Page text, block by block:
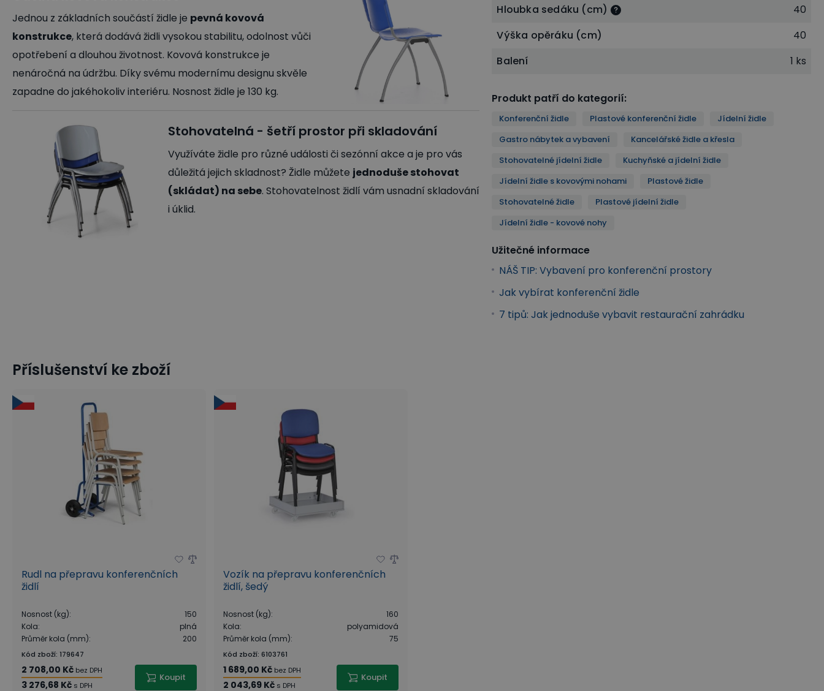
Jednou z základních součástí židle je pevná kovová
konstrukce, která dodává židli vysokou stabilitu, odolnost vůči
opotřebení a dlouhou životnost. Kovová konstrukce je
nenáročná na údržbu. Díky svému modernímu designu skvěle
zapadne do jakéhokoliv interiéru. Nosnost židle je 130 kg.
Stohovatelná - šetří prostor při skladování
Využíváte židle pro různé události či sezónní akce a je pro vás
důležitá jejich skladnost? Židle můžete jednoduše stohovat
(skládat) na sebe. Stohovatelnost židlí vám usnadní skladování
i úklid.
Hloubka sedáku (cm)
40
Výška opěráku (cm)
40
Balení
1 ks
Produkt patří do kategorií:
Konferenční židle Plastové konferenční židle
Jídelní židle
Gastro nábytek a vybavení
Kancelářské židle a křesla
Stohovatelné jídelní židle
Kuchyňské a jídelní židle
Jídelní židle s kovovými nohami
Plastové židle
Stohovatelné židle
Plastové jídelní židle
Jídelní židle - kovové nohy
Užitečné informace
NÁŠ TIP: Vybavení pro konferenční prostory
Jak vybírat konferenční židle
7 tipů: Jak jednoduše vybavit restaurační zahrádku
Konferenční židle Plastové konferenční židle
Příslušenství ke zboží
Rudl na přepravu konferenčních
židlí
Nosnost (kg):
150
Kola:
plná
Průměr kola (mm): 200
Kód zboží: 179647
2 708,00 Kč bez DPH
3 276,68 Kč s DPH
Koupit
Vozík na přepravu konferenčních
židlí, šedý
Nosnost (kg):
160
Kola:
polyamidová
Průměr kola (mm): 75
Kód zboží:6103761
1 689,00 Kč bez DPH
2 043,69 Kč s DPH
Koupit